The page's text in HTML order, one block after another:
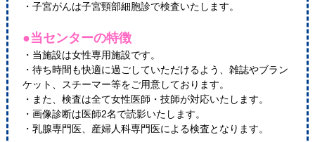
・子宮がんは子宮頸部細胞診で検査いたします。
●当センターの特徴
・当施設は女性専用施設です。
・待ち時間も快適に過ごしていただけるよう、雑誌やブラン
ケット、スチーマー等をご用意しております。
・また、検査は全て女性医師・技師が対応いたします。
・画像診断は医師2名で読影いたします。
・乳腺専門医、産婦人科専門医による検査となります。